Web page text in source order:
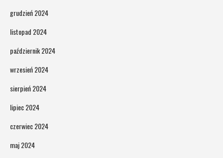
grudzień 2024
listopad 2024
październik 2024
wrzesień 2024
sierpień 2024
lipiec 2024
czerwiec 2024
maj 2024